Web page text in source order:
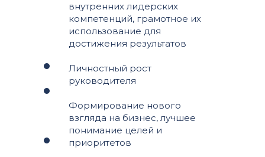
внутренних лидерских
компетенций, грамотное их
использование для
достижения результатов
Личностный рост
руководителя
Формирование нового
взгляда на бизнес, лучшее
понимание целей и
приоритетов